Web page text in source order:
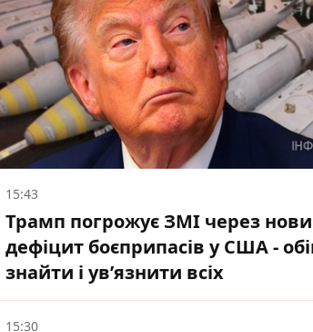
15:43
Трамп погрожує ЗМІ через
дефіцит боєприпасів у США -
знайти і ув’язнити всіх
15:30